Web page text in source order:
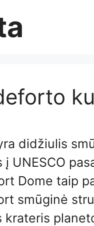
didžiulis
UNESCO
Dome taip
smūginė
krateris